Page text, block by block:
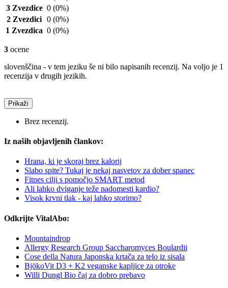
3 Zvezdice 0 (0%)
2 Zvezdici 0 (0%)
1 Zvezdica 0 (0%)
3 ocene
slovenščina - v tem jeziku še ni bilo napisanih recenzij. Na voljo je 1
recenzija v drugih jezikih.
Prikaži
Brez recenzij.
Iz naših objavljenih člankov:
Hrana, ki je skoraj brez kalorij
Slabo spite? Tukaj je nekaj nasvetov za dober spanec
Fitnes cilji s pomočjo SMART metod
Ali lahko dviganje teže nadomesti kardio?
Visok krvni tlak - kaj lahko storimo?
Odkrijte VitalAbo:
Mountaindrop
Allergy Research Group Saccharomyces Boulardii
Cose della Natura Japonska krtača za telo iz sisala
BjökoVit D3 + K2 veganske kapljice za otroke
Willi Dungl Bio čaj za dobro prebavo